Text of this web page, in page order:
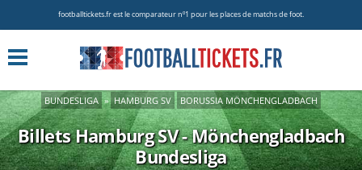
footballtickets.fr est le comparateur nº1 pour les places de matchs de foot.
BUNDESLIGA » HAMBURG SV BORUSSIA MÖNCHENGLADBACH
Billets Hamburg SV - Mönchengladbach
Bundesliga